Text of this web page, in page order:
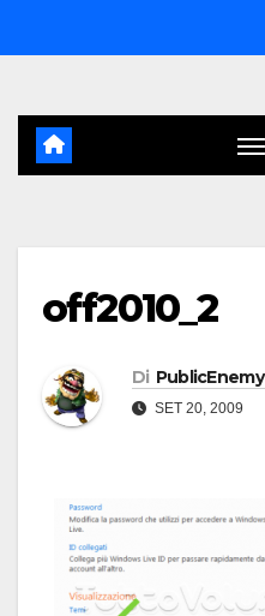
al
off2010_2
Di PublicEnemy
SET 20, 2009